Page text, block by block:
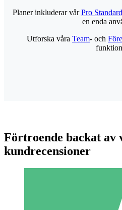
Planer inkluderar vårPro
en enda
Utforska våra Team- och
Förtroende backat av
kundrecensioner